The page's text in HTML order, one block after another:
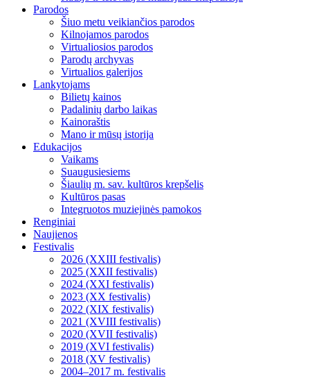
Parodos
Šiuo metu veikiančios parodos
Kilnojamos parodos
Virtualiosios parodos
Parodų archyvas
Virtualios galerijos
Lankytojams
Bilietų kainos
Padalinių darbo laikas
Kainoraštis
Mano ir mūsų istorija
Edukacijos
Vaikams
Suaugusiesiems
Šiaulių m. sav. kultūros krepšelis
Kultūros pasas
Integruotos muziejinės pamokos
Renginiai
Naujienos
Festivalis
2026 (XXIII festivalis)
2025 (XXII festivalis)
2024 (XXI festivalis)
2023 (XX festivalis)
2022 (XIX festivalis)
2021 (XVIII festivalis)
2020 (XVII festivalis)
2019 (XVI festivalis)
2018 (XV festivalis)
2004–2017 m. festivalis